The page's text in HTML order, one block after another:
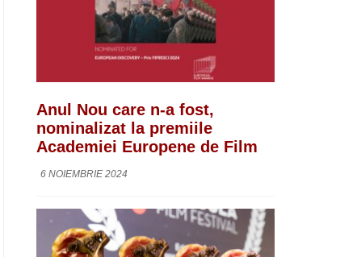
Anul Nou care n-a fost,
nominalizat la premiile
Academiei Europene de Film
6 NOIEMBRIE 2024